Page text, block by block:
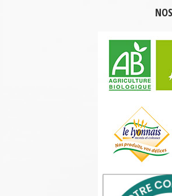
NOS